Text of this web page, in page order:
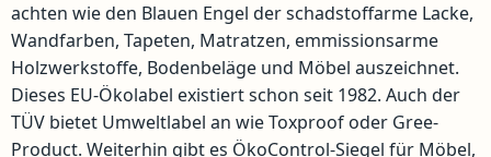
achten wie den Blauen Engel der schadstoffarme Lacke,
Wandfarben, Tapeten, Matratzen, emmissionsarme
Holzwerkstoffe, Bodenbeläge und Möbel auszeichnet.
Dieses EU-Ökolabel existiert schon seit 1982. Auch der
TÜV bietet Umweltlabel an wie Toxproof oder Gree-
Product. Weiterhin gibt es ÖkoControl-Siegel für Möbel,